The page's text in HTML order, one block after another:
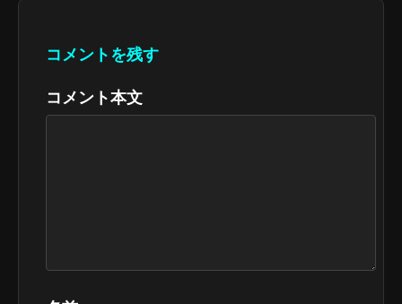
コメントを残す
コメント本文